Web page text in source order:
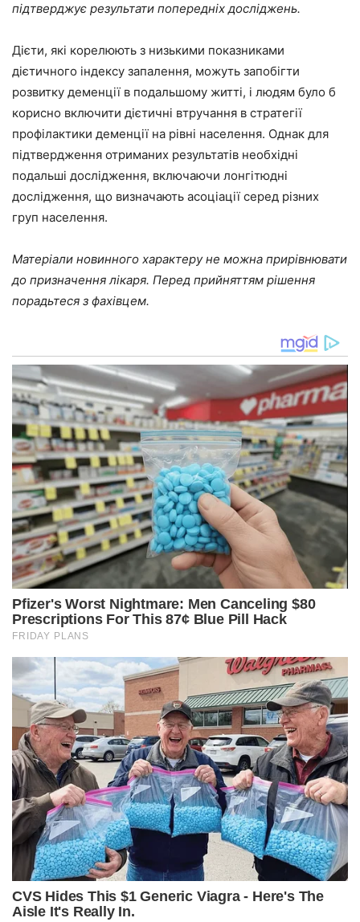
підтверджує результати попередніх досліджень.
Дієти, які корелюють з низькими показниками
дієтичного індексу запалення, можуть запобігти
розвитку деменції в подальшому житті, і людям було б
корисно включити дієтичні втручання в стратегії
профілактики деменції на рівні населення. Однак для
підтвердження отриманих результатів необхідні
подальші дослідження, включаючи лонгітюдні
дослідження, що визначають асоціації серед різних
груп населення.
Матеріали новинного характеру не можна прирівнювати
до призначення лікаря. Перед прийняттям рішення
порадьтеся з фахівцем.